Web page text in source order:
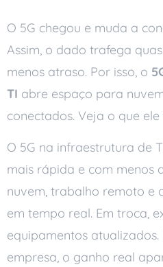
O 5G chegou e muda a
Assim, o dado trafega
menos atraso. Por isso, o
TI abre espaço para
conectados. Veja o que
O 5G na infraestrutura de
mais rápida e com menos
nuvem, trabalho remoto e
em tempo real. Em troca,
equipamentos
empresa, o ganho real